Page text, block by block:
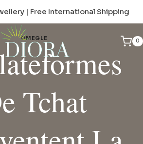
| Free International Shipping
0
OMEGLE
Tchat